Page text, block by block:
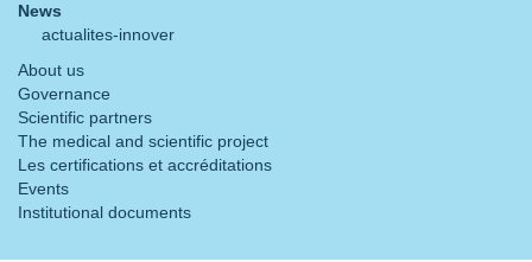
News
actualites-innover
About us
Governance
Scientific partners
The medical and scientific project
Les certifications et accréditations
Events
Institutional documents